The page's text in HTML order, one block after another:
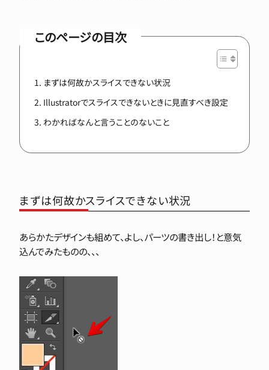
このページの目次
まずは何故かスライスできない状況
Illustratorでスライスできないときに見直すべき設定
わかればなんと言うことのないこと
まずは何故かスライスできない状況
あらかたデザインも組めて、よし、パーツの書き出し！と意気
込んでみたものの、、、